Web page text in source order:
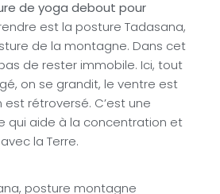
de yoga debout pour
est la posture Tadasana,
de la montagne. Dans cet
de rester immobile. Ici, tout
on se grandit, le ventre est
rétroversé. C’est une
qui aide à la concentration et
la Terre.